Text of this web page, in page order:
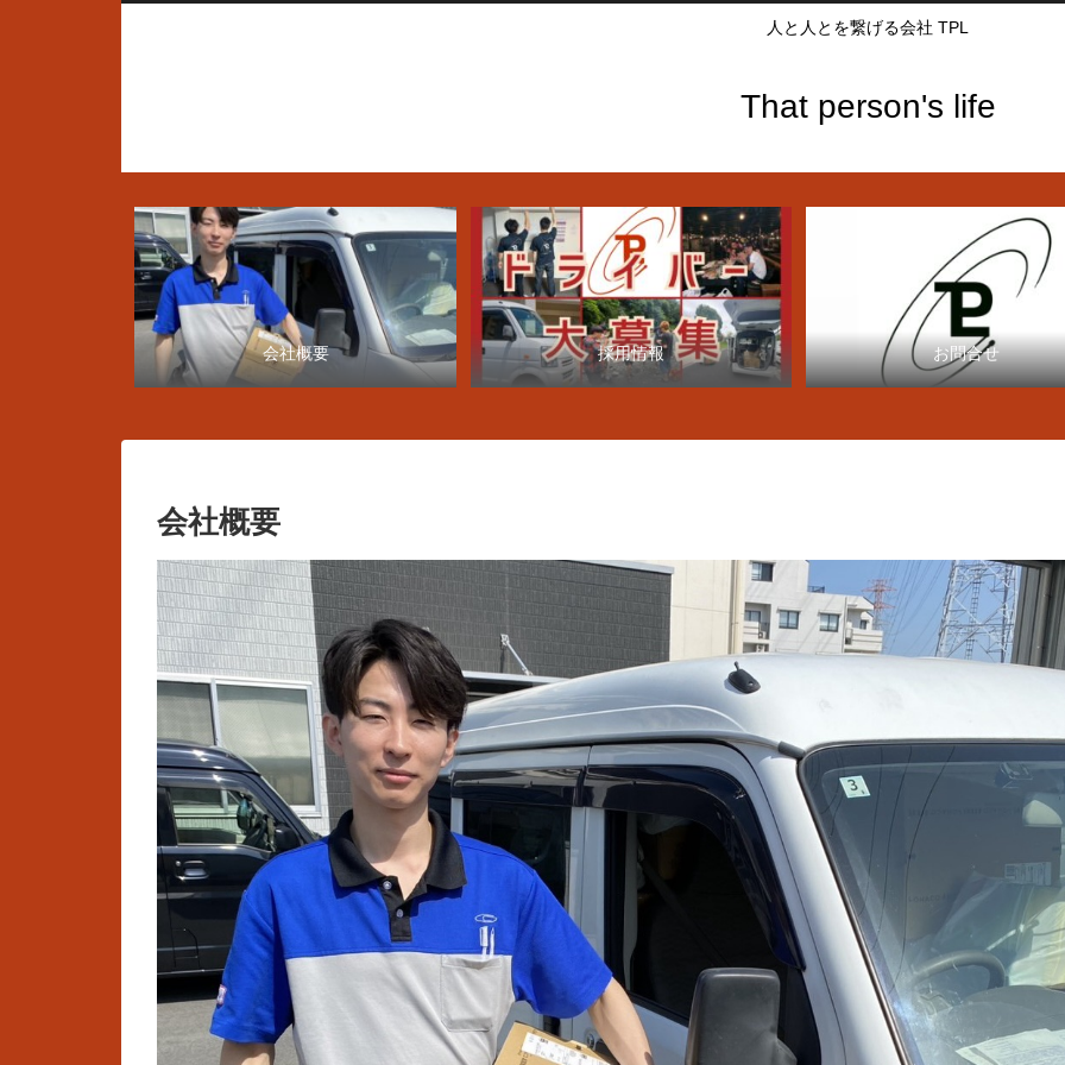
人と人とを繋げる会社 TPL
That person's life
会社概要 採用情報 お問合せ
会社概要